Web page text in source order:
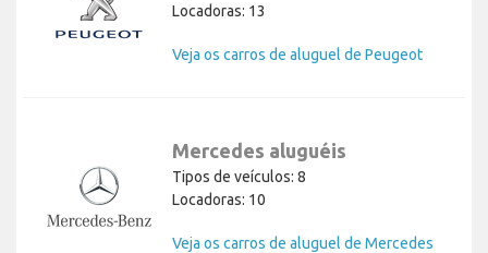
Locadoras: 13
Veja os carros de aluguel de Peugeot
Mercedes aluguéis
Tipos de veículos: 8
Locadoras: 10
Veja os carros de aluguel de Mercedes